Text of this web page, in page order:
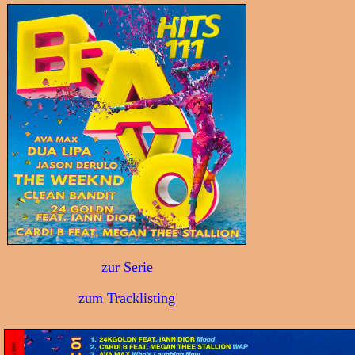
zur Serie
zum Tracklisting